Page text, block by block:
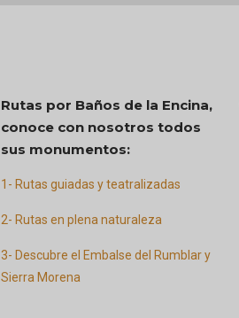
Rutas por Baños de la Encina,
conoce con nosotros todos
sus monumentos:
1- Rutas guiadas y teatralizadas
2- Rutas en plena naturaleza
3- Descubre el Embalse del Rumblar y
Sierra Morena